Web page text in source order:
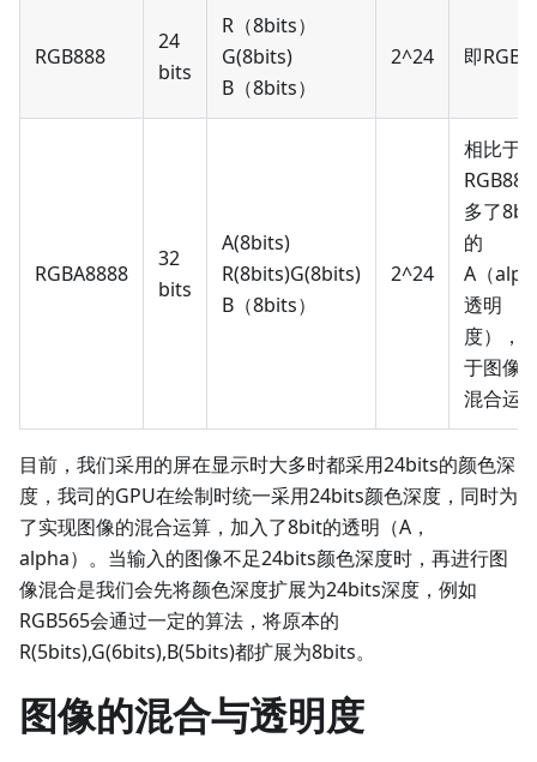
RGB888
24
bits
R（8bits）
G(8bits)
B（8bits）
2^24 即
RGBA8888
32
bits
A(8bits)
R(8bits)G(8bits)
B（8bits）
2^24
相比于
多了8bit
的
A（
透明
度），
于图像
混合运
目前，我们采用的屏在显示时大多时都采用24bits的颜色深
度，我司的GPU在绘制时统一采用24bits颜色深度，同时为
了实现图像的混合运算，加入了8bit的透明（A，
alpha）。当输入的图像不足24bits颜色深度时，再进行图
像混合是我们会先将颜色深度扩展为24bits深度，例如
RGB565会通过一定的算法，将原本的
R(5bits),G(6bits),B(5bits)都扩展为8bits。
图像的混合与透明度